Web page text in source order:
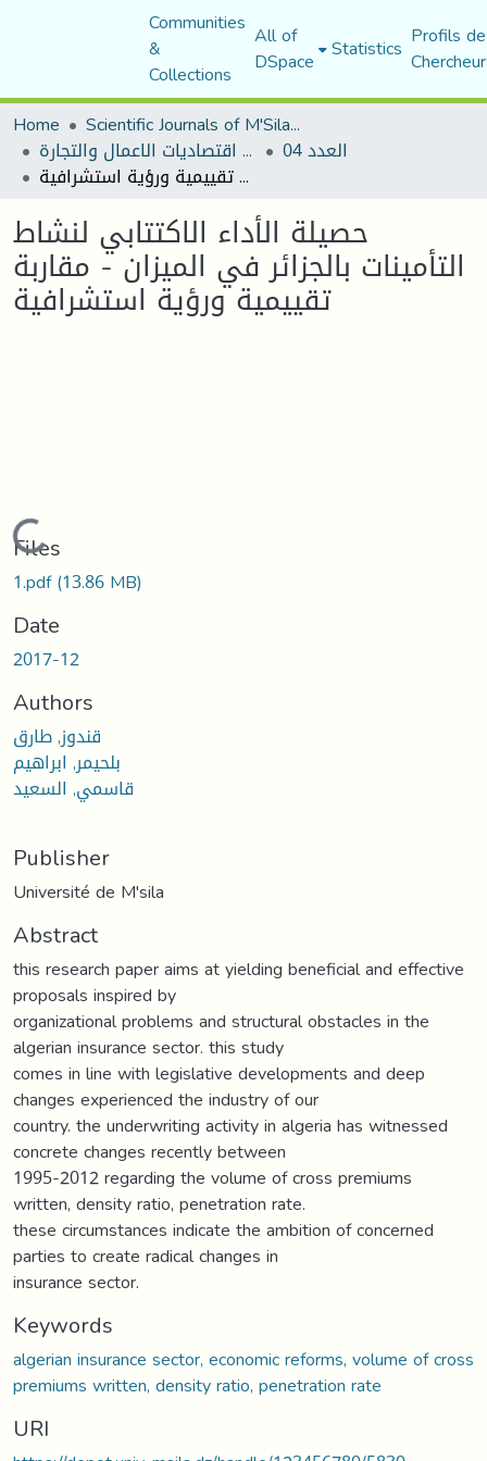
Communities
&
Collections
All of
DSpace Statistics Profils
Home
Scientific Journals of M'Sila University
مجلة اقتصاديات الاعمال والتجارة العدد 04
حصيلة الأداء الاكتتابي لنشاط التأمينات بالجزائر في الميزان - مقاربة تقييمية ورؤية استشرافية
حصيلة الأداء الاكتتابي لنشاط
التأمينات بالجزائر في الميزان - مقاربة
تقييمية ورؤية استشرافية
Loading...
Files
1.pdf(13.86 MB)
Date
2017-12
Authors
قندوز, طارق
بلحيمر, ابراهيم
قاسمي, السعيد
Publisher
Université de M'sila
Abstract
this research paper aims at yielding beneficial and effective
proposals inspired by
organizational problems and structural obstacles in the
algerian insurance sector. this study
comes in line with legislative developments and deep
changes experienced the industry of our
country. the underwriting activity in algeria has witnessed
concrete changes recently between
1995-2012 regarding the volume of cross premiums
written, density ratio, penetration rate.
these circumstances indicate the ambition of concerned
parties to create radical changes in
insurance sector.
Keywords
algerian insurance sector, economic reforms, volume of cross
premiums written, density ratio, penetration rate
URI